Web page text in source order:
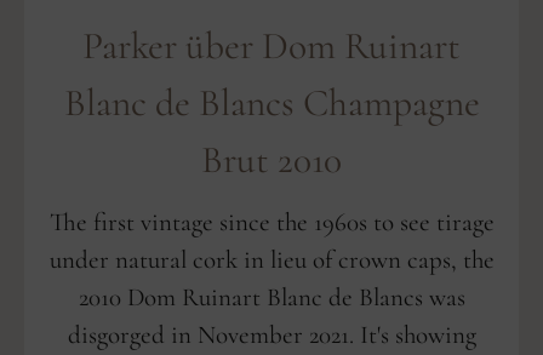
Parker über Dom Ruinart
Blanc de Blancs Champagne
Brut 2010
The first vintage since the 1960s to see tirage
under natural cork in lieu of crown caps, the
2010 Dom Ruinart Blanc de Blancs was
disgorged in November 2021. It's showing